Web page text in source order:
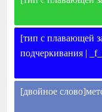
[тип с плавающей
подчеркивания |
[двойное